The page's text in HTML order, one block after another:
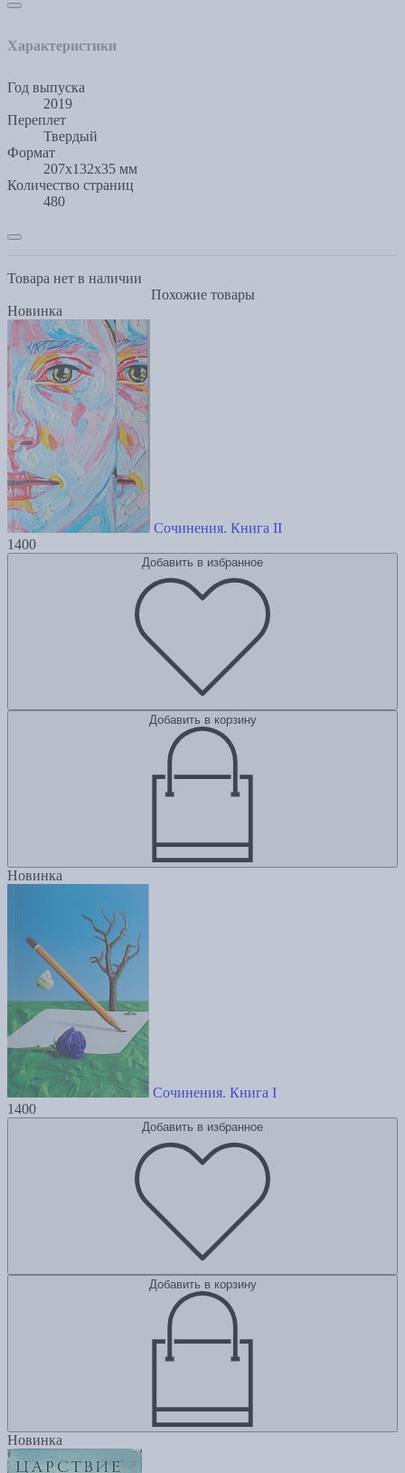
Характеристики
Год выпуска
2019
Переплет
Твердый
Формат
207x132x35 мм
Количество страниц
480
Товара нет в наличии
Похожие товары
Новинка
Сочинения. Книга II
1400
Добавить в избранное
Добавить в корзину
Новинка
Сочинения. Книга I
1400
Добавить в избранное
Добавить в корзину
Новинка